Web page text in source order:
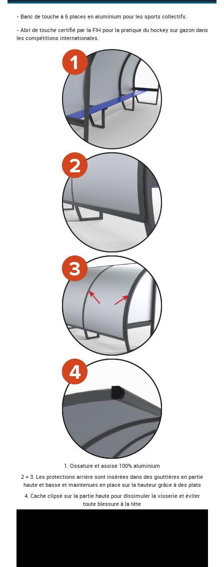
- Banc de touche à 6 places en aluminium pour les sports collectifs.
- Abri de touche certifié par la FIH pour la pratique du hockey sur gazon dans
les compétitions internationales.
1. Ossature et assise 100% aluminium
2 + 3. Les protections arrière sont insérées dans des gouttières en partie
haute et basse et maintenues en place sur la hauteur grâce à des plats
4. Cache clipsé sur la partie haute pour dissimuler la visserie et éviter
toute blessure à la tête